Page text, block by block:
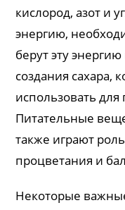
кислород, азот и
энергию,
берут эту
создания сахара,
использовать
Питательные
также играют
процветания и
Некоторые